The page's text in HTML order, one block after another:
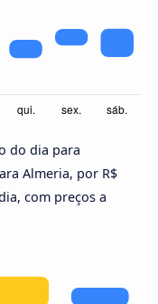
do dia para
Almeria, por R$
com preços a